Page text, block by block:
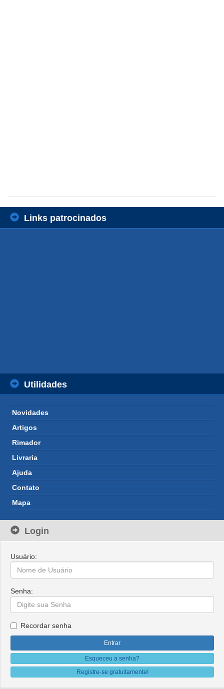
Links patrocinados
Utilidades
Novidades
Artigos
Rimador
Livraria
Ajuda
Contato
Mapa
Login
Usuário:
Senha:
Recordar senha
Esqueceu a senha?
Registre-se gratuitamente!